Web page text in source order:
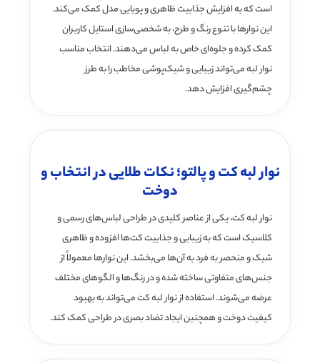
است که به افزایش جذابیت ظاهری و پویایی مدل کمک می‌کند.
این نوارها با تنوع رنگ و طرح، به شخصی‌سازی استایل کاربران
کمک کرده و جلوه‌ای خاص به لباس می‌دهند. انتخاب مناسب
نوار لبه می‌تواند زیبایی و شیک‌پوشی مخاطب را به طرز
چشم‌گیری افزایش دهد.
نوار لبه کت و پالتو؛ نکات طلایی در انتخاب و
دوخت
نوار لبه کت، یکی از عناصر کلیدی در طراحی لباس‌های رسمی و
کلاسیک است که به زیبایی و جذابیت کت‌ها افزوده و ظاهری
شیک و منحصر به فرد به آن‌ها می‌بخشد. این نوارها معمولاً از
جنس‌های متفاوتی ساخته شده و در رنگ‌ها و الگوهای مختلف
عرضه می‌شوند. استفاده از نوار لبه کت می‌تواند به بهبود
کیفیت دوخت و همچنین ایجاد تضاد بصری در طراحی کمک کند.